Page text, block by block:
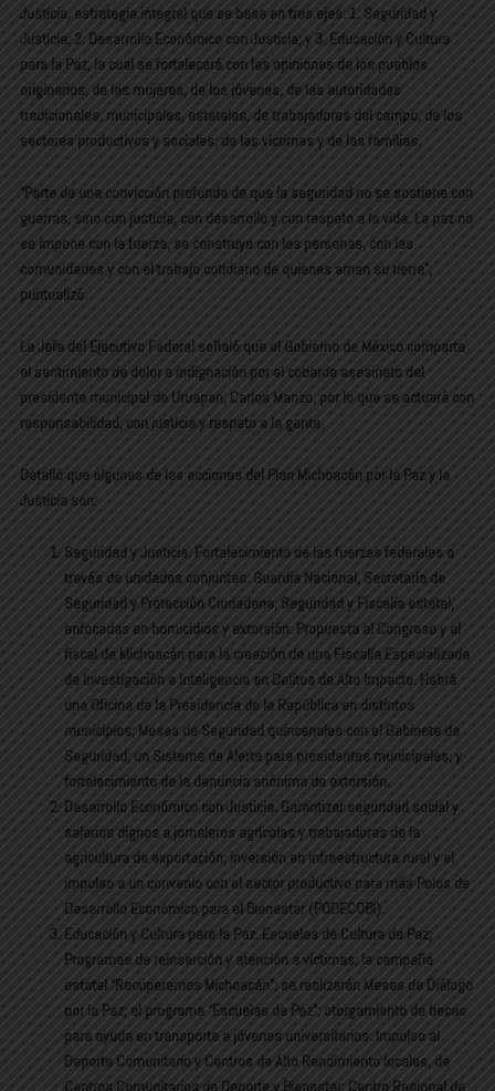
Justicia, estrategia integral que se basa en tres ejes: 1. Seguridad y
Justicia; 2. Desarrollo Económico con Justicia; y 3. Educación y Cultura
para la Paz; la cual se fortalecerá con las opiniones de los pueblos
originarios, de las mujeres, de los jóvenes, de las autoridades
tradicionales, municipales, estatales, de trabajadores del campo, de los
sectores productivos y sociales, de las víctimas y de las familias.
“Parte de una convicción profunda de que la seguridad no se sostiene con
guerras, sino con justicia, con desarrollo y con respeto a la vida. La paz no
se impone con la fuerza, se construye con las personas, con las
comunidades y con el trabajo cotidiano de quienes aman su tierra”,
puntualizó.
La Jefa del Ejecutivo Federal señaló que el Gobierno de México comparte
el sentimiento de dolor e indignación por el cobarde asesinato del
presidente municipal de Uruapan, Carlos Manzo, por lo que se actuará con
responsabilidad, con justicia y respeto a la gente.
Detalló que algunas de las acciones del Plan Michoacán por la Paz y la
Justicia son:
Seguridad y Justicia. Fortalecimiento de las fuerzas federales a
través de unidades conjuntas: Guardia Nacional, Secretaría de
Seguridad y Protección Ciudadana, Seguridad y Fiscalía estatal,
enfocadas en homicidios y extorsión. Propuesta al Congreso y al
fiscal de Michoacán para la creación de una Fiscalía Especializada
de Investigación e Inteligencia en Delitos de Alto Impacto. Habrá
una Oficina de la Presidencia de la República en distintos
municipios; Mesas de Seguridad quincenales con el Gabinete de
Seguridad; un Sistema de Alerta para presidentes municipales, y
fortalecimiento de la denuncia anónima de extorsión.
Desarrollo Económico con Justicia. Garantizar seguridad social y
salarios dignos a jornaleros agrícolas y trabajadoras de la
agricultura de exportación; inversión en infraestructura rural y el
impulso a un convenio con el sector productivo para más Polos de
Desarrollo Económico para el Bienestar (PODECOBI).
Educación y Cultura para la Paz. Escuelas de Cultura de Paz;
Programas de reinserción y atención a víctimas; la campaña
estatal “Recuperemos Michoacán”; se realizarán Mesas de Diálogo
por la Paz; el programa “Escuelas de Paz”; otorgamiento de becas
para ayuda en transporte a jóvenes universitarios. Impulso al
Deporte Comunitario y Centros de Alto Rendimiento locales, de
Centros Comunitarios de Deporte y Bienestar; Centro Regional de